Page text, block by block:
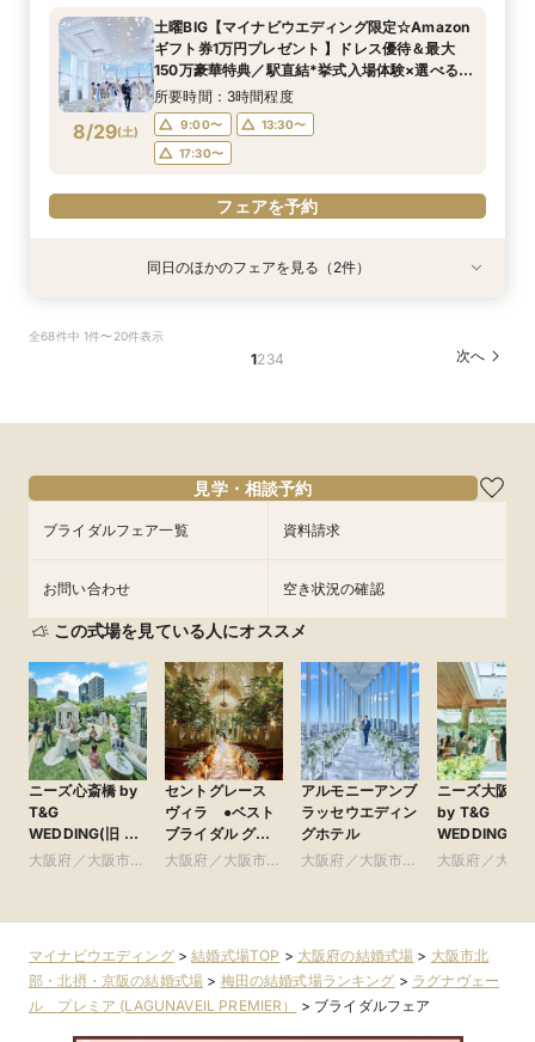
8/28(金)
所要時間：3時間程度
10:00〜
フェアを予約
8/28(金)
14:00〜 17:30〜
フェアを予約
8/28(金)
17:30〜
フェアを予約
8/28(金)
14:00〜 17:30〜
フェアを予約
8/29(土)
土曜BIG【マイナビウエディング限定☆Amazon
ギフト券1万円プレゼント 】ドレス優待＆最大
150万豪華特典／駅直結*挙式入場体験×選べる2
つの会場見学
所要時間：3時間程度
9:00〜
13:30〜
17:30〜
フェアを予約
特典あり
8/29
う憧れ花嫁体験
フェアを予約
特典あり
8/29
景×美食で叶える上質プライベートウエディング
フェアを予約
同日のほかのフェアを見る（2件）
全68件中 1件〜20件表示
1234 次へ
見学・相談予約
ブライダルフェア一覧 資料請求
お問い合わせ 空き状況の確認
この式場を見ている人にオススメ
ニーズ心斎橋 by
T&G
WEDDING(旧 ア
ルモニーアンブ
大阪府／大阪市南
セントグレース
ヴィラ ●ベスト
ブライダル グ
ループ
大阪府／大阪市南
アルモニーアンブ
ラッセウエディン
グホテル
大阪府／大阪市北
ニーズ大阪本
by T&G
WEDDING(旧
クアガーデン
大阪府／大阪
マイナビウエディング>結婚式場TOP > 大阪府の結婚式場 > 大阪市北
部・北摂・京阪の結婚式場 > 梅田の結婚式場ランキング > ラグナヴェー
ル プレミア (LAGUNAVEIL PREMIER）
> ブライダルフェア